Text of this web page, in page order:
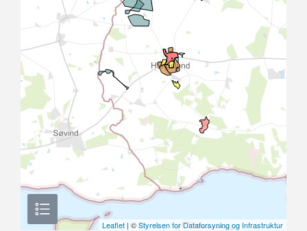
Leaflet | ©Styrelsen for Dataforsyning og Infrastruktur